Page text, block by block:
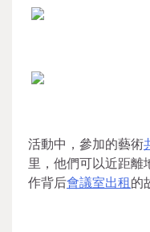
活動中，參加的藝術
里，他們可以近距離
作背后會議室出租的